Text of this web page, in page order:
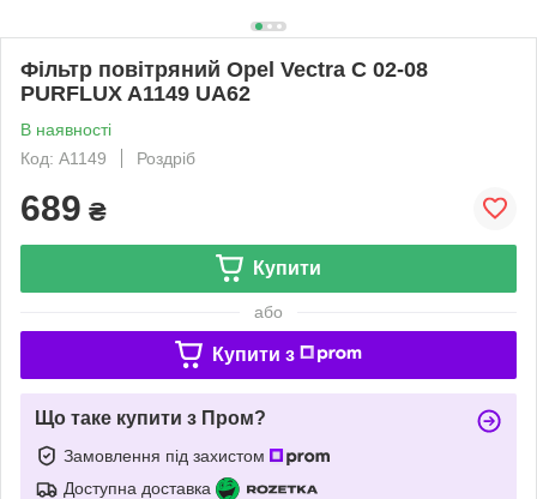
Фільтр повітряний Opel Vectra C 02-08
PURFLUX A1149 UA62
В наявності
Код: A1149
Роздріб
689 ₴
Купити
або
Купити з
Що таке купити з Пром?
Замовлення під захистом
Доступна доставка